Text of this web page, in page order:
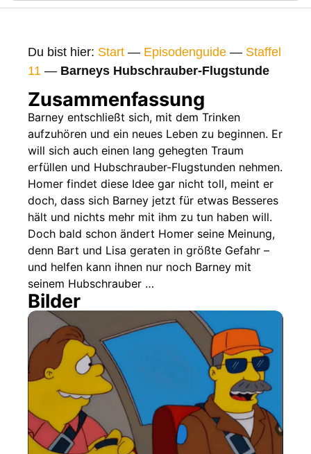
Gags
Gaststars
Fakten
Sendetermine
Nächste / Vorherige Folge
Du bist hier: Start — Episodenguide — Staffel
11 — Barneys Hubschrauber-Flugstunde
Zusammenfassung
Barney entschließt sich, mit dem Trinken
aufzuhören und ein neues Leben zu beginnen. Er
will sich auch einen lang gehegten Traum
erfüllen und Hubschrauber-Flugstunden nehmen.
Homer findet diese Idee gar nicht toll, meint er
doch, dass sich Barney jetzt für etwas Besseres
hält und nichts mehr mit ihm zu tun haben will.
Doch bald schon ändert Homer seine Meinung,
denn Bart und Lisa geraten in größte Gefahr –
und helfen kann ihnen nur noch Barney mit
seinem Hubschrauber …
Bilder